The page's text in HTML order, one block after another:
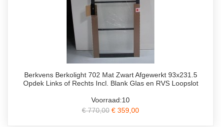
Berkvens Berkolight 702 Mat Zwart Afgewerkt 93x231.5
Opdek Links of Rechts Incl. Blank Glas en RVS Loopslot
Voorraad:10
€ 770,00 € 359,00